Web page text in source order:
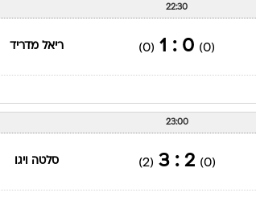
22:30
(0)
0 : 1
(0) ריאל מדריד
23:00
(0)
2 : 3
(2) סלטה ויגו